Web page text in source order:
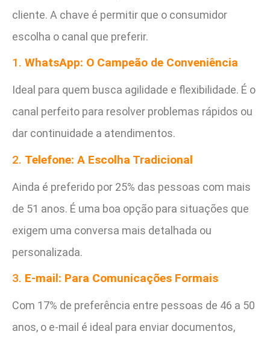
cliente. A chave é permitir que o consumidor
escolha o canal que preferir.
1. WhatsApp: O Campeão de Conveniência
Ideal para quem busca agilidade e flexibilidade. É o
canal perfeito para resolver problemas rápidos ou
dar continuidade a atendimentos.
2. Telefone: A Escolha Tradicional
Ainda é preferido por 25% das pessoas com mais
de 51 anos. É uma boa opção para situações que
exigem uma conversa mais detalhada ou
personalizada.
3. E-mail: Para Comunicações Formais
Com 17% de preferência entre pessoas de 46 a 50
anos, o e-mail é ideal para enviar documentos,